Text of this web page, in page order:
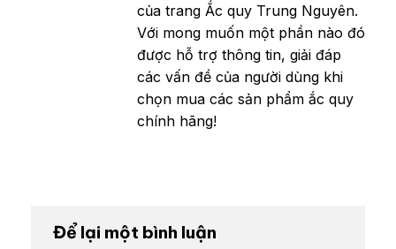
của trang Ắc quy Trung Nguyên.
Với mong muốn một phần nào đó
được hỗ trợ thông tin, giải đáp
các vấn đề của người dùng khi
chọn mua các sản phẩm ắc quy
chính hãng!
Để lại một bình luận